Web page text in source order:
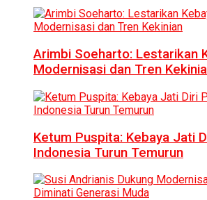
Arimbi Soeharto: Lestarikan
Modernisasi dan Tren
Ketum Puspita: Kebaya Jati
Indonesia Turun Temurun